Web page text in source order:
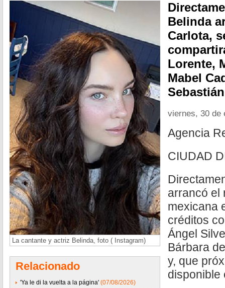
La cantante y actriz Belinda, foto ( Instagram)
Relacionado
'Ya le di la vuelta a la página' (07/08/2026)
Belinda
Carlota,
Lorente,
Mabel
viernes, 30 de
Agencia
CIUDAD
arrancó el
mexicana
créditos
Ángel
Bárbara
y, que
disponible